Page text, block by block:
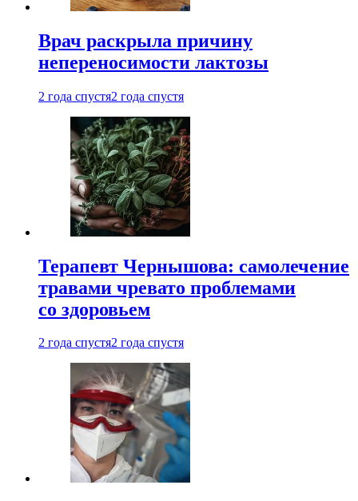
Врач раскрыла причину
непереносимости лактозы
2 года спустя2 года спустя
Терапевт Чернышова: самолечение
травами чревато проблемами
со здоровьем
2 года спустя2 года спустя